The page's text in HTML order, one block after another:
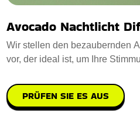
Avocado Nachtlicht
Wir stellen den bezaubernden
vor, der ideal ist, um Ihre
PRÜFEN SIE ES AUS